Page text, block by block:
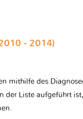
- 2014)
mithilfe des
Liste aufgeführt